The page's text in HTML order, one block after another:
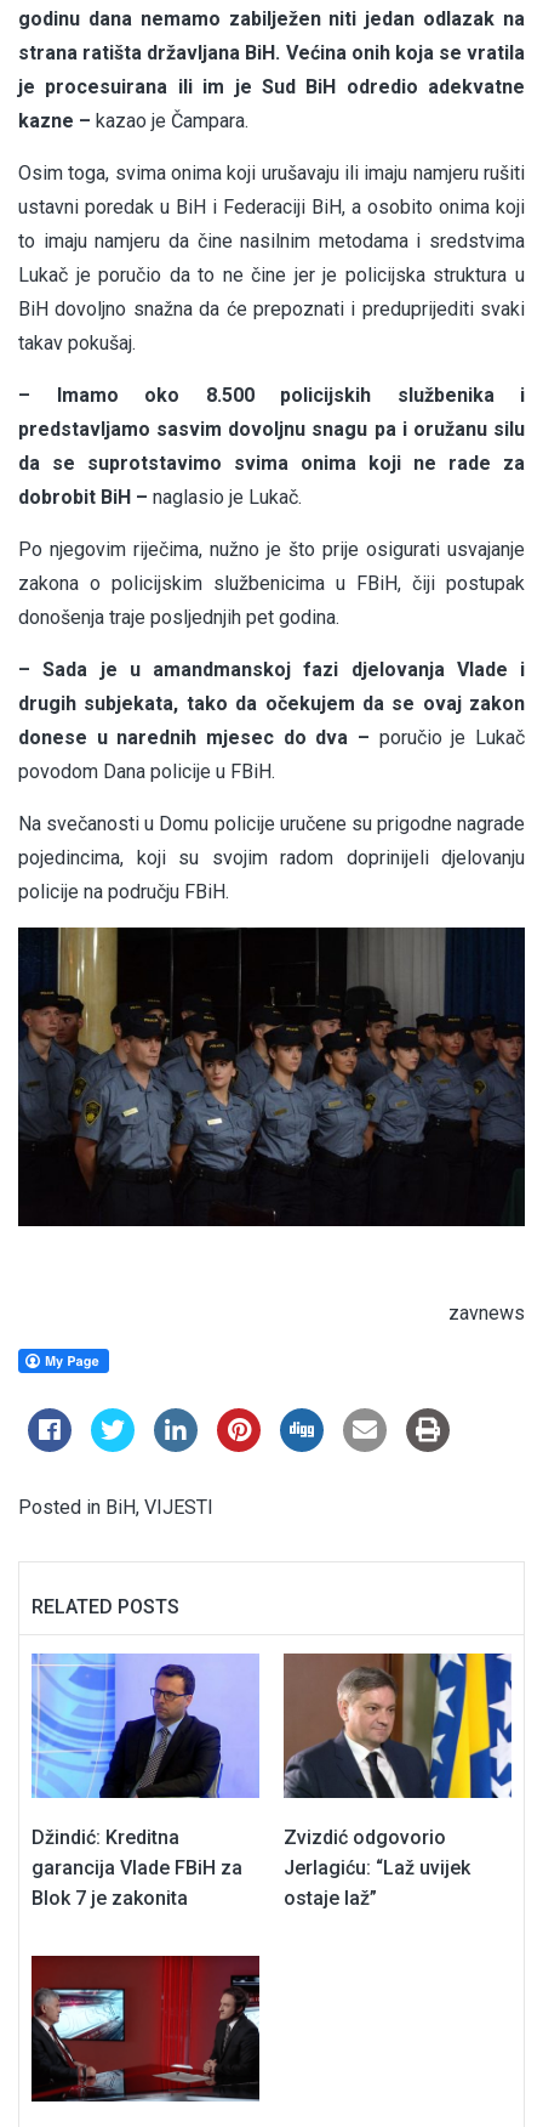
godinu dana nemamo zabilježen niti jedan odlazak na
strana ratišta državljana BiH. Većina onih koja se vratila
je procesuirana ili im je Sud BiH odredio adekvatne
kazne – kazao je Čampara.
Osim toga, svima onima koji urušavaju ili imaju namjeru rušiti
ustavni poredak u BiH i Federaciji BiH, a osobito onima koji
to imaju namjeru da čine nasilnim metodama i sredstvima
Lukač je poručio da to ne čine jer je policijska struktura u
BiH dovoljno snažna da će prepoznati i preduprijediti svaki
takav pokušaj.
– Imamo oko 8.500 policijskih službenika i
predstavljamo sasvim dovoljnu snagu pa i oružanu silu
da se suprotstavimo svima onima koji ne rade za
dobrobit BiH – naglasio je Lukač.
Po njegovim riječima, nužno je što prije osigurati usvajanje
zakona o policijskim službenicima u FBiH, čiji postupak
donošenja traje posljednjih pet godina.
– Sada je u amandmanskoj fazi djelovanja Vlade i
drugih subjekata, tako da očekujem da se ovaj zakon
donese u narednih mjesec do dva – poručio je Lukač
povodom Dana policije u FBiH.
Na svečanosti u Domu policije uručene su prigodne nagrade
pojedincima, koji su svojim radom doprinijeli djelovanju
policije na području FBiH.
zavnews
Posted in BiH, VIJESTI
RELATED POSTS
Džindić: Kreditna
garancija Vlade FBiH za
Blok 7 je zakonita
Zvizdić odgovorio
Jerlagiću: “Laž uvijek
ostaje laž”